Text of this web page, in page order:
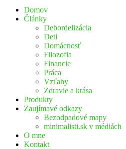
Domov
Články
Debordelizácia
Deti
Domácnosť
Filozofia
Financie
Práca
Vzťahy
Zdravie a krása
Produkty
Zaujímavé odkazy
Bezodpadové mapy
minimalisti.sk v médiách
O mne
Kontakt